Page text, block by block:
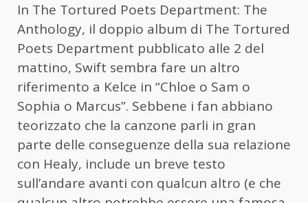
In The Tortured Poets Department: The
Anthology, il doppio album di The Tortured
Poets Department pubblicato alle 2 del
mattino, Swift sembra fare un altro
riferimento a Kelce in “Chloe o Sam o
Sophia o Marcus”. Sebbene i fan abbiano
teorizzato che la canzone parli in gran
parte delle conseguenze della sua relazione
con Healy, include un breve testo
sull’andare avanti con qualcun altro (e che